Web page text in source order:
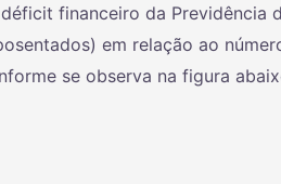
financeiro da Previdência
em relação ao
se observa na figura